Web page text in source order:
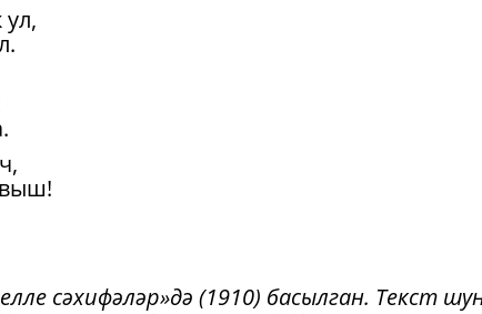
сәхифәләр»дә (1910) басылган. Текст